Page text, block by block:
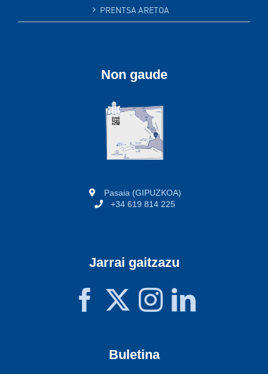
PRENTSA ARETOA
Non gaude
Pasaia (GIPUZKOA)
+34 619 814 225
Jarrai gaitzazu
Buletina